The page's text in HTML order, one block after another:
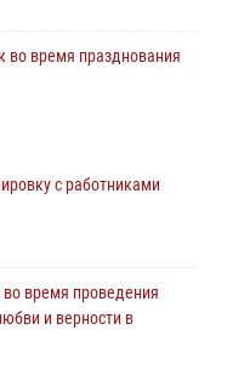
во время празднования
время массового
с работниками
во время проведения
и верности в